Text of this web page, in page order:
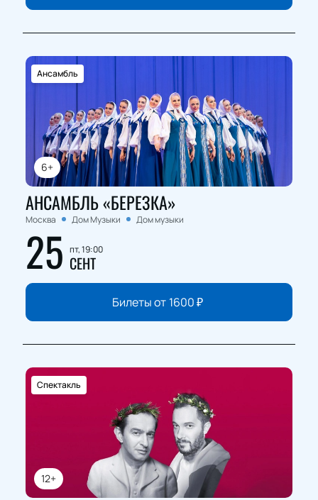
6+
Ансамбль
АНСАМБЛЬ «БЕРЕЗКА»
Москва Дом Музыки Дом музыки
25 пт, 19:00
СЕНТ
Билеты от 1600₽
12+
Спектакль